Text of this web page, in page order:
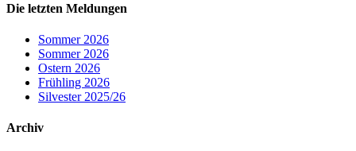
Die letzten Meldungen
Sommer 2026
Sommer 2026
Ostern 2026
Frühling 2026
Silvester 2025/26
Archiv